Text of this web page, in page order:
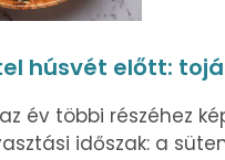
húsvét előtt:
év többi részéhez
időszak: a